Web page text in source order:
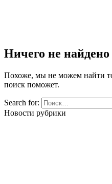
Ничего не найдено
Похоже, мы не можем найти
поиск поможет.
Search for:
Новости рубрики